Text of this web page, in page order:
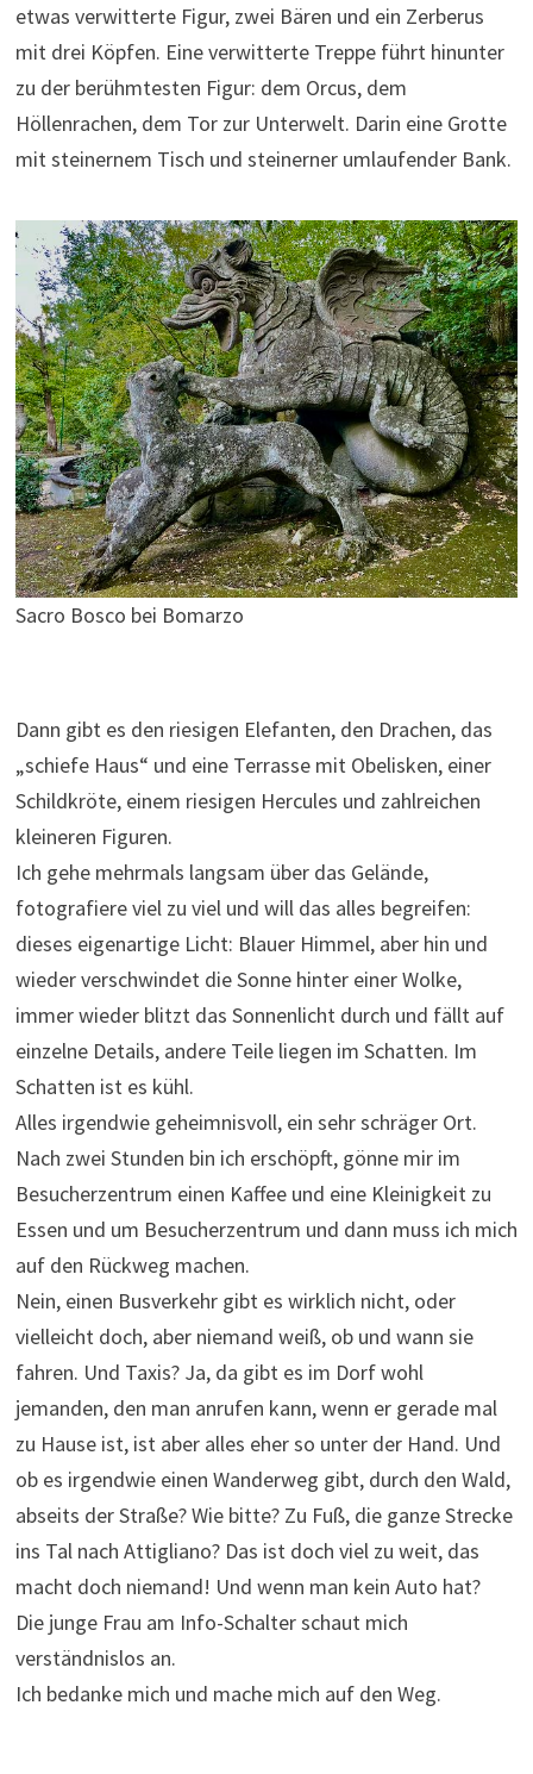
etwas verwitterte Figur, zwei Bären und ein Zerberus
mit drei Köpfen. Eine verwitterte Treppe führt hinunter
zu der berühmtesten Figur: dem Orcus, dem
Höllenrachen, dem Tor zur Unterwelt. Darin eine Grotte
mit steinernem Tisch und steinerner umlaufender Bank.
Sacro Bosco bei Bomarzo
Dann gibt es den riesigen Elefanten, den Drachen, das
„schiefe Haus“ und eine Terrasse mit Obelisken, einer
Schildkröte, einem riesigen Hercules und zahlreichen
kleineren Figuren.
Ich gehe mehrmals langsam über das Gelände,
fotografiere viel zu viel und will das alles begreifen:
dieses eigenartige Licht: Blauer Himmel, aber hin und
wieder verschwindet die Sonne hinter einer Wolke,
immer wieder blitzt das Sonnenlicht durch und fällt auf
einzelne Details, andere Teile liegen im Schatten. Im
Schatten ist es kühl.
Alles irgendwie geheimnisvoll, ein sehr schräger Ort.
Nach zwei Stunden bin ich erschöpft, gönne mir im
Besucherzentrum einen Kaffee und eine Kleinigkeit zu
Essen und um Besucherzentrum und dann muss ich mich
auf den Rückweg machen.
Nein, einen Busverkehr gibt es wirklich nicht, oder
vielleicht doch, aber niemand weiß, ob und wann sie
fahren. Und Taxis? Ja, da gibt es im Dorf wohl
jemanden, den man anrufen kann, wenn er gerade mal
zu Hause ist, ist aber alles eher so unter der Hand. Und
ob es irgendwie einen Wanderweg gibt, durch den Wald,
abseits der Straße? Wie bitte? Zu Fuß, die ganze Strecke
ins Tal nach Attigliano? Das ist doch viel zu weit, das
macht doch niemand! Und wenn man kein Auto hat?
Die junge Frau am Info-Schalter schaut mich
verständnislos an.
Ich bedanke mich und mache mich auf den Weg.